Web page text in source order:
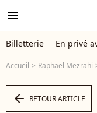
menu
Billetterie En privé
Accueil Raphaël Mezrahi
arrow_left RETOUR ARTICLE